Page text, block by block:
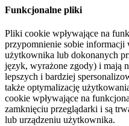
Funkcjonalne pliki
Pliki cookie wpływające na
przypomnienie sobie informacji
użytkownika lub dokonanych
język, wyrażone zgody) i mają
lepszych i bardziej
także optymalizację
cookie wpływające na
zamknięciu przeglądarki i są
lub urządzeniu użytkownika.